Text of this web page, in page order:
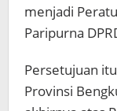
menjadi
Paripurna
Persetujuan
Provinsi